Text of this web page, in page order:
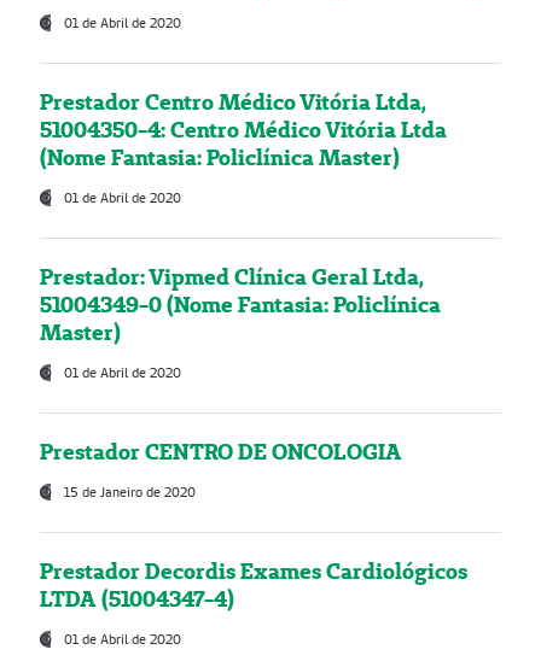
01 de Abril de 2020
Prestador Centro Médico Vitória Ltda,
51004350-4: Centro Médico Vitória Ltda
(Nome Fantasia: Policlínica Master)
01 de Abril de 2020
Prestador: Vipmed Clínica Geral Ltda,
51004349-0 (Nome Fantasia: Policlínica
Master)
01 de Abril de 2020
Prestador CENTRO DE ONCOLOGIA
15 de Janeiro de 2020
Prestador Decordis Exames Cardiológicos
LTDA (51004347-4)
01 de Abril de 2020